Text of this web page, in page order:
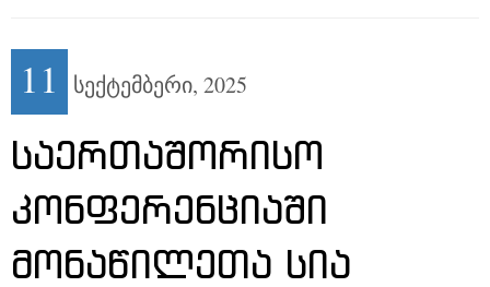
11 სექტემბერი, 2025
ᲡᲐᲔᲠᲗᲐᲨᲝᲠᲘᲡᲝ
ᲙᲝᲜᲤᲔᲠᲔᲜᲪᲘᲐᲨᲘ
ᲛᲝᲜᲐᲬᲘᲚᲔᲗᲐ ᲡᲘᲐ